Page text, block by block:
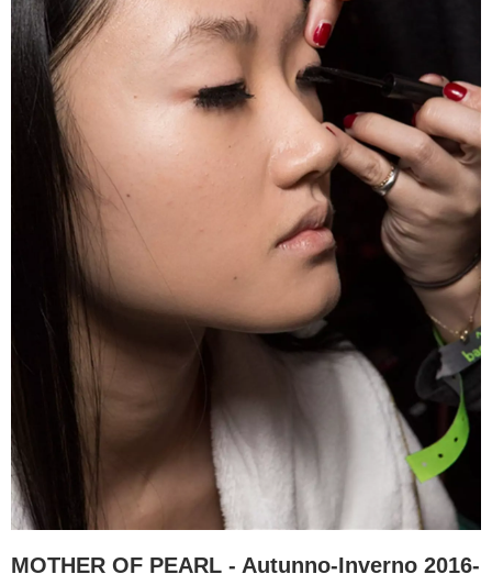
MOTHER OF PEARL - Autunno-Inverno 2016-